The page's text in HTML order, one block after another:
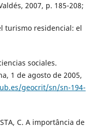
2007, p. 185-208;
turismo residencial: el
sociales.
1 de agosto de 2005,
geocrit/sn/sn-194-
C. A importância de